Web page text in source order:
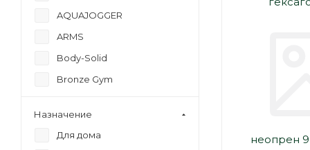
AQUAJOGGER
ARMS
Body-Solid
Bronze Gym
First Degree Fitness
Назначение
Для дома